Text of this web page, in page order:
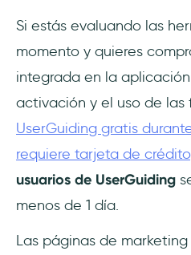
Si estás evaluando las
momento y quieres
integrada en la
activación y el uso de las
UserGuiding gratis
requiere tarjeta de
usuarios de UserGuiding
menos de 1 día.
Las páginas de